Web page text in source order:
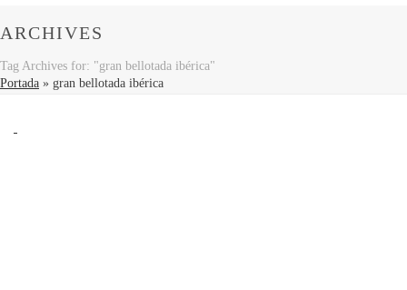
ARCHIVES
Tag Archives for: "gran bellotada ibérica"
Portada » gran bellotada ibérica